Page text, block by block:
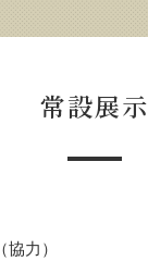
常設展示
（協力）